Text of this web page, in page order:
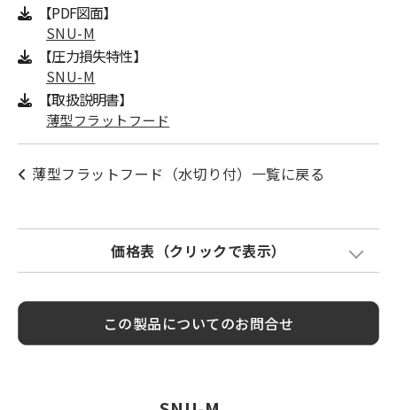
【PDF図面】
SNU-M
【圧力損失特性】
SNU-M
【取扱説明書】
薄型フラットフード
薄型フラットフード（水切り付）一覧に戻る
価格表（クリックで表示）
標準価格
塗装色加算
SNU50M
¥ 5,900
¥ 1,800
¥ 6,100
この製品についてのお問合せ